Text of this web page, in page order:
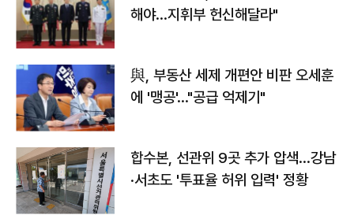
해야…지휘부 헌신해달라"
與, 부동산 세제 개편안 비판 오세훈
에 '맹공'…"공급 억제기"
합수본, 선관위 9곳 추가 압색…강남
·서초도 '투표율 허위 입력' 정황